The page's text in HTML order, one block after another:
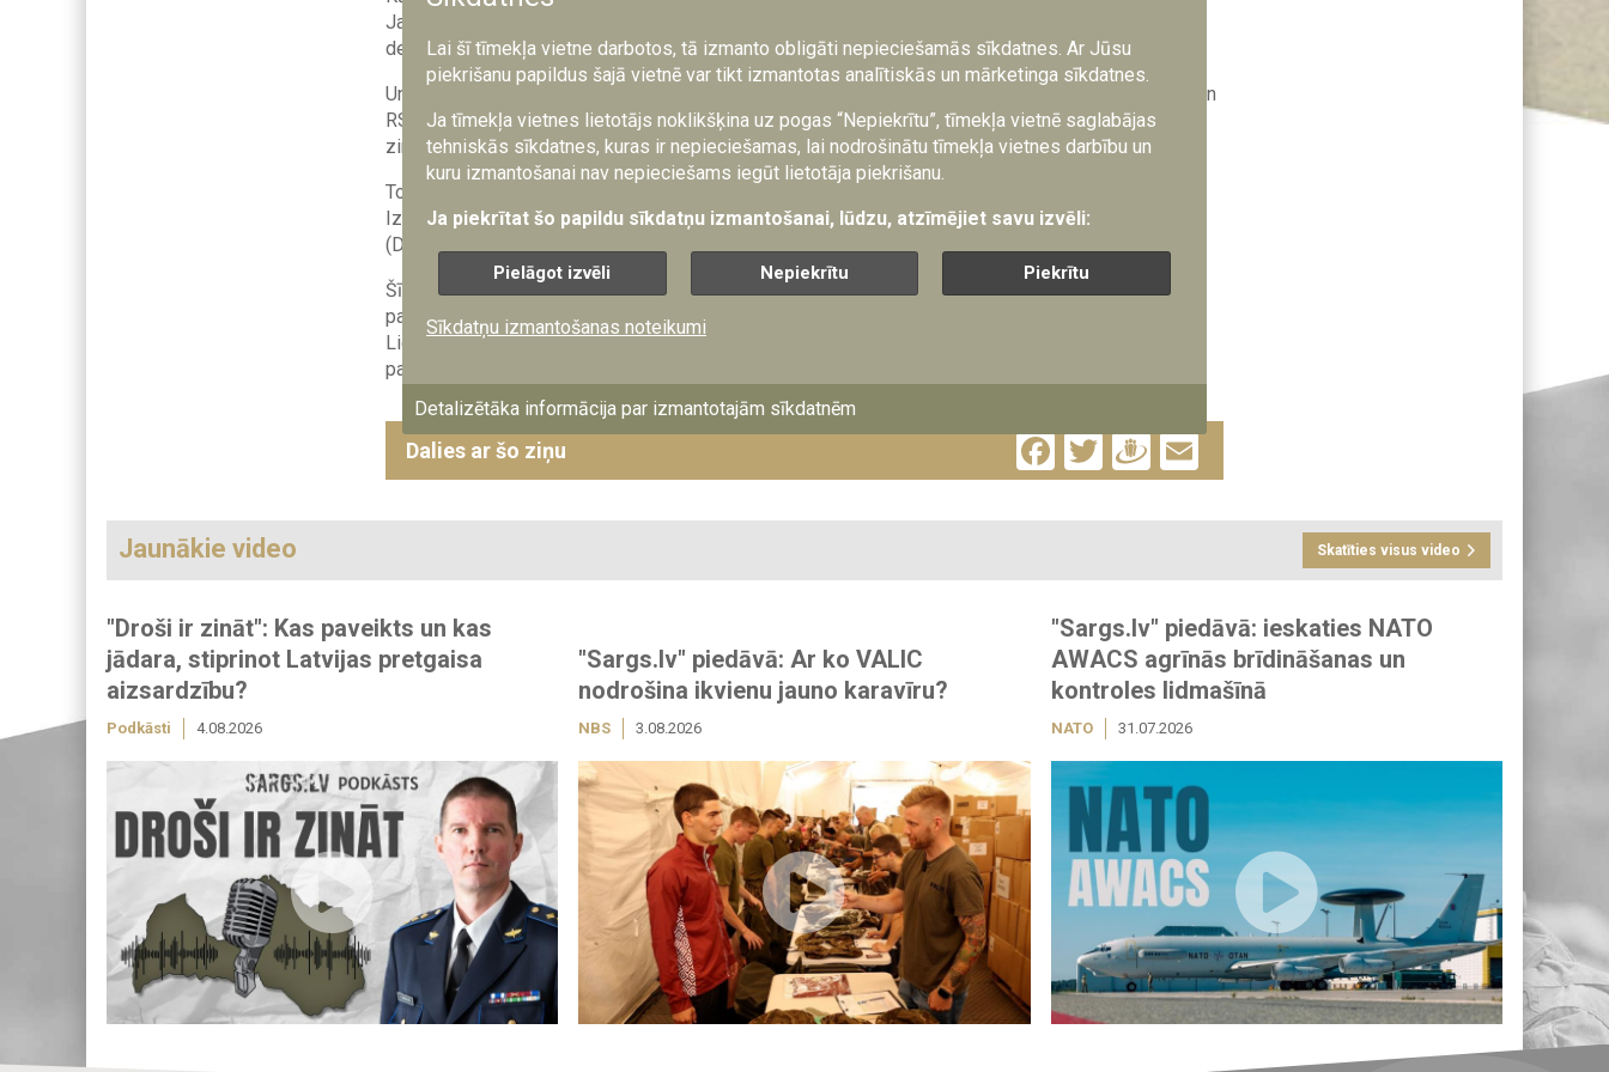
Jaunākajā podkāsta "Droši ir zināt" epizodē viesojas Krists Avots, UniLab Defence pārstāvis, lai
detalizēti izstāstītu par Latvijas lomu NATO inovāciju ekosistēmā.
UniLab (University Laboratory) sākotnēji tapa kā četru Latvijas vadošo augstskolu (RTU, LU, LBTU un
RSU) kopīgs projekts ar mērķi palīdzēt zinātniekiem un studentiem komercializēt sarežģītas
zinātnes (deep-tech) idejas.
Tomēr, sadarbībā ar Aizsardzības ministriju, šī platforma ir piedzīvojusi stratēģisku evolūciju.
Izveidojot virzienu UniLab Defence, tā ir kļuvusi par oficiālo mājvietu prestižajam NATO DIANA
(Defence Innovation Accelerator for the North Atlantic) akcelerācijas centram Latvijā.
Šī gada janvārī centrs Rīgā uzsāka darbu ar savu pirmo starptautisko uzņēmumu grupu. No visā
pasaulē DIANA programmā uzņemtajiem jaunuzņēmumiem seši ārvalstu uzņēmumi (no Kanādas,
Lielbritānijas, Norvēģijas un Slovēnijas) ir izvēlējušies braukt tieši uz Latviju, lai UniLab Defence
paspārnē attīstītu savus produktus.
Dalies ar šo ziņu Facebook
TwitterDraugiem
Jaunākie video Skatīties visus video
"Droši ir zināt": Kas paveikts un kas
jādara, stiprinot Latvijas pretgaisa
aizsardzību?
Podkāsti 4.08.2026
"Sargs.lv" piedāvā: Ar ko VALIC
nodrošina ikvienu jauno karavīru?
NBS 3.08.2026
"Sargs.lv" piedāvā: ieskaties NATO
AWACS agrīnās brīdināšanas un
kontroles lidmašīnā
NATO 31.07.2026
Lai šī tīmekļa vietne darbotos, tā izmanto obligāti nepieciešamās sīkdatnes. Ar Jūsu
piekrišanu papildus šajā vietnē var tikt izmantotas analītiskās un mārketinga sīkdatnes.
Ja tīmekļa vietnes lietotājs noklikšķina uz pogas “Nepiekrītu”, tīmekļa vietnē saglabājas
tehniskās sīkdatnes, kuras ir nepieciešamas, lai nodrošinātu tīmekļa vietnes darbību un
kuru izmantošanai nav nepieciešams iegūt lietotāja piekrišanu.
Ja piekrītat šo papildu sīkdatņu izmantošanai, lūdzu, atzīmējiet savu izvēli:
Pielāgot izvēli Nepiekrītu Piekrītu
Sīkdatņu izmantošanas noteikumi
Detalizētāka informācija par izmantotajām sīkdatnēm